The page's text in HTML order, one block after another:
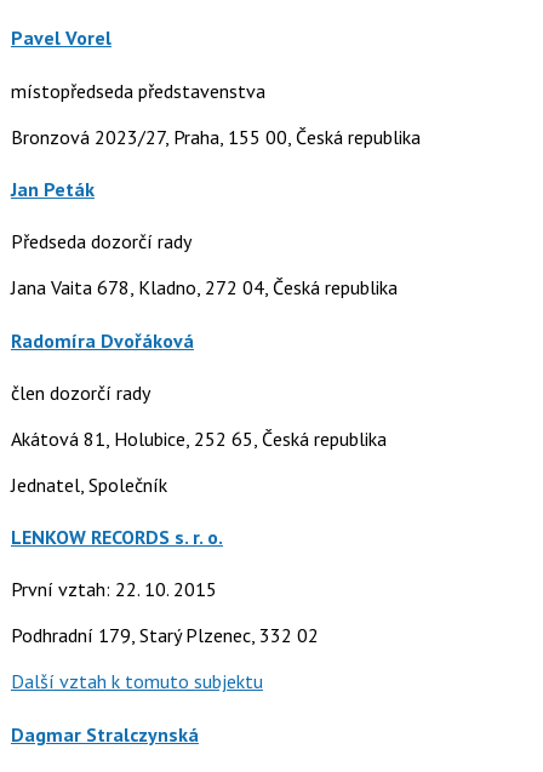
Pavel Vorel
místopředseda představenstva
Bronzová 2023/27, Praha, 155 00, Česká republika
Jan Peták
Předseda dozorčí rady
Jana Vaita 678, Kladno, 272 04, Česká republika
Radomíra Dvořáková
člen dozorčí rady
Akátová 81, Holubice, 252 65, Česká republika
Jednatel, Společník
LENKOW RECORDS s. r. o.
První vztah: 22. 10. 2015
Podhradní 179, Starý Plzenec, 332 02
Další vztah k tomuto subjektu
Dagmar Stralczynská